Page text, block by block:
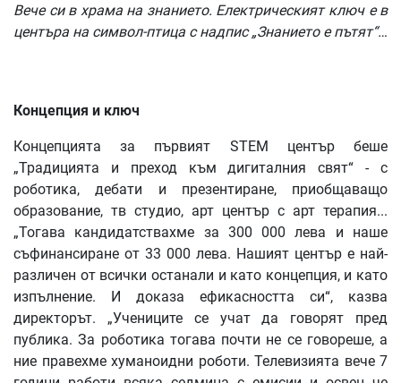
Вече си в храма на знанието. Електрическият ключ е в
центъра на символ-птица с надпис„Знанието е пътят“…
Концепция и ключ
Концепцията за първият STEM център беше
„Традицията и преход към дигиталния свят“ - с
роботика, дебати и презентиране, приобщаващо
образование, тв студио, арт център с арт терапия...
„Тогава кандидатствахме за 300 000 лева и наше
съфинансиране от 33 000 лева. Нашият център е най-
различен от всички останали и като концепция, и като
изпълнение. И доказа ефикасността си“, казва
директорът. „Учениците се учат да говорят пред
публика. За роботика тогава почти не се говореше, а
ние правехме хуманоидни роботи. Телевизията вече 7